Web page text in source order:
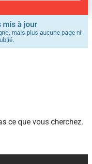
mis à jour
mais plus aucune page ni
ce que vous cherchez.